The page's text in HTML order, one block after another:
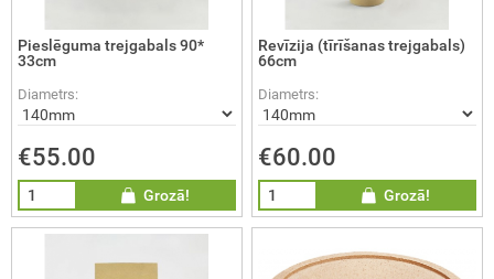
Pieslēguma trejgabals 90*
33cm
Diametrs:
€55.00
Grozā!
Revīzija (tīrīšanas trejgabals)
66cm
Diametrs:
€60.00
Grozā!